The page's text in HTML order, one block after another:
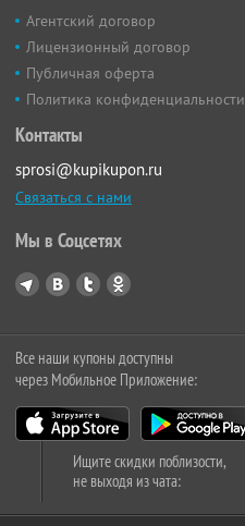
Агентский договор
Лицензионный договор
Публичная оферта
Политика конфиденциальности
Контакты
sprosi@kupikupon.ru
Связаться с нами
Мы в Соцсетях
Все наши купоны доступны
через Мобильное Приложение:
Ищите скидки поблизости,
не выходя из чата: